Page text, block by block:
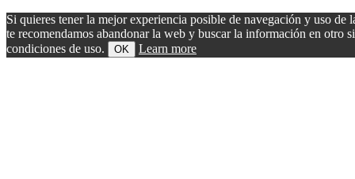
Si quieres tener la mejor experiencia posible de navegación y uso
te recomendamos abandonar la web y buscar la información en otro
condiciones de uso.
OK Learn more